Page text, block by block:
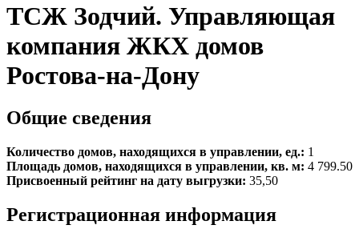
ТСЖ Зодчий. Управляющая
компания ЖКХ домов
Ростова-на-Дону
Общие сведения
Количество домов, находящихся в управлении, ед.: 1
Площадь домов, находящихся в управлении, кв. м: 4 799.50
Присвоенный рейтинг на дату выгрузки: 35,50
Регистрационная информация